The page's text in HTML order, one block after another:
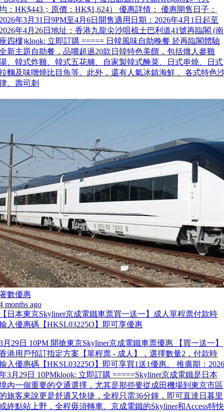
：HK$443；原價：HK$1,624） 優惠詳情： 優惠開售日子：
年3月31日9PM至4月6日開售適用日期：2026年4月1日起至
年4月26日地址：香港九龍尖沙咀梳士巴利道41號再臨閣 (南
四樓)klook: 立即訂購 ===== 日韓風味自助晚餐 於再臨閣體驗
新主題自助餐，品嚐超過20款日韓特色美饌，包括燉人參雞
、韓式炸雞、韓式五花腩、自家製韓式醃菜、日式串燒、日式
麵及味噌燒比目魚等。此外，還有人氣冰鎮海鮮 、各式特色
、壽司刺
數優惠
months ago
日本東京Skyliner京成電鐵車票買一送一】成人單程票付款時
入優惠碼【HKSL03225O】即可享優惠
月29日 10PM 開搶東京Skyliner京成電鐵車票優惠 【買一送一】
港用戶預訂指定方案【單程票 - 成人】，選擇數量2，付款時
入優惠碼【HKSL03225O】即可享買1送1優惠。 推廣期：2026
3月29日 10PMklook: 立即訂購 =====Skyliner京成電鐵是日本
內一個重要的交通選擇，尤其是那些要從成田機場到東京市區
旅客來說更是舒適又快捷，全程只需36分鐘，即可直達日暮里
終點站上野，全程毋須轉車。京成電鐵的Skyliner和Access特快